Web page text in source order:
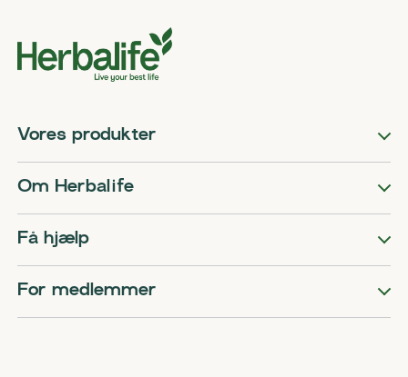
Vores produkter
Om Herbalife
Få hjælp
For medlemmer